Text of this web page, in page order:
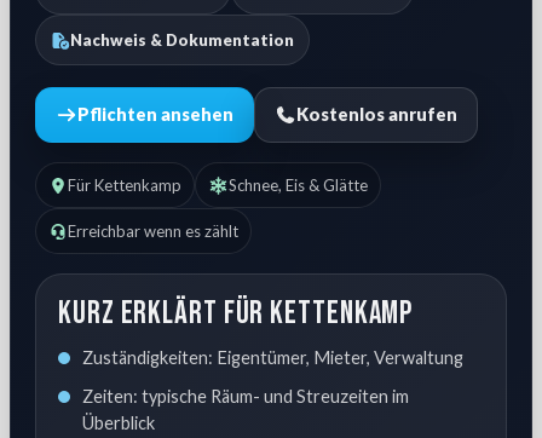
Nachweis & Dokumentation
Pflichten ansehen Kostenlos anrufen
Für Kettenkamp Schnee, Eis & Glätte
Erreichbar wenn es zählt
Kurz erklärt für Kettenkamp
Zuständigkeiten: Eigentümer, Mieter, Verwaltung
Zeiten: typische Räum- und Streuzeiten im
Überblick